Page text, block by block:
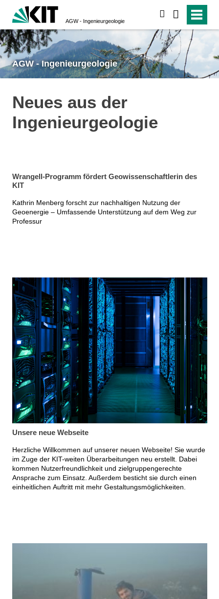
AGW - Ingenieurgeologie
AGW - Ingenieurgeologie
Neues aus der
Ingenieurgeologie
Wrangell-Programm fördert Geowissenschaftlerin des
KIT
Kathrin Menberg forscht zur nachhaltigen Nutzung der
Geoenergie – Umfassende Unterstützung auf dem Weg zur
Professur
Unsere neue Webseite
Herzliche Willkommen auf unserer neuen Webseite! Sie wurde
im Zuge der KIT-weiten Überarbeitungen neu erstellt. Dabei
kommen Nutzerfreundlichkeit und zielgruppengerechte
Ansprache zum Einsatz. Außerdem besticht sie durch einen
einheitlichen Auftritt mit mehr Gestaltungsmöglichkeiten.